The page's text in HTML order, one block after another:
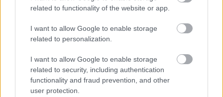
related to functionality of the website or app.
I want to allow Google to enable storage
related to personalization.
I want to allow Google to enable storage
related to security, including authentication
functionality and fraud prevention, and other
user protection.
περισσότερα